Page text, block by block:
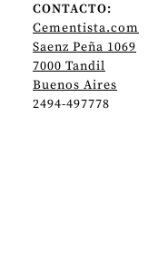
CONTACTO:
Cementista.com
Saenz Peña 1069
7000 Tandil
Buenos Aires
2494-497778